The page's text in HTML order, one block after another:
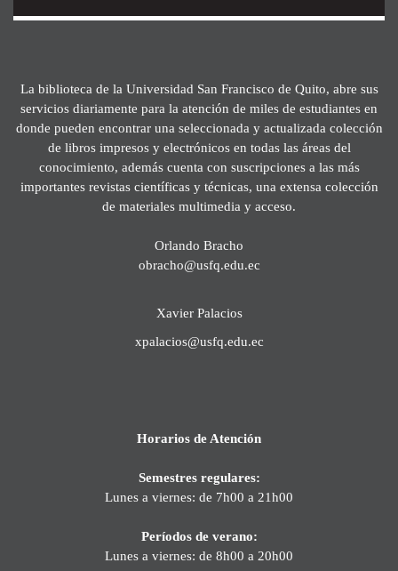
La biblioteca de la Universidad San Francisco de Quito, abre sus
servicios diariamente para la atención de miles de estudiantes en
donde pueden encontrar una seleccionada y actualizada colección
de libros impresos y electrónicos en todas las áreas del
conocimiento, además cuenta con suscripciones a las más
importantes revistas científicas y técnicas, una extensa colección
de materiales multimedia y acceso.
Orlando Bracho
obracho@usfq.edu.ec
Xavier Palacios
xpalacios@usfq.edu.ec
Horarios de Atención
Semestres regulares:
Lunes a viernes: de 7h00 a 21h00
Períodos de verano:
Lunes a viernes: de 8h00 a 20h00